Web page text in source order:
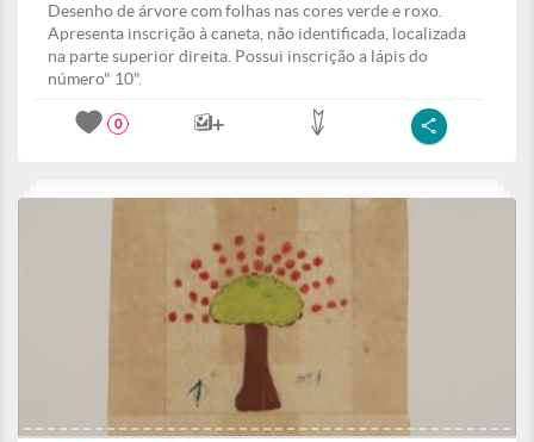
Desenho de árvore com folhas nas cores verde e roxo.
Apresenta inscrição à caneta, não identificada, localizada
na parte superior direita. Possui inscrição a lápis do
número" 10".
0